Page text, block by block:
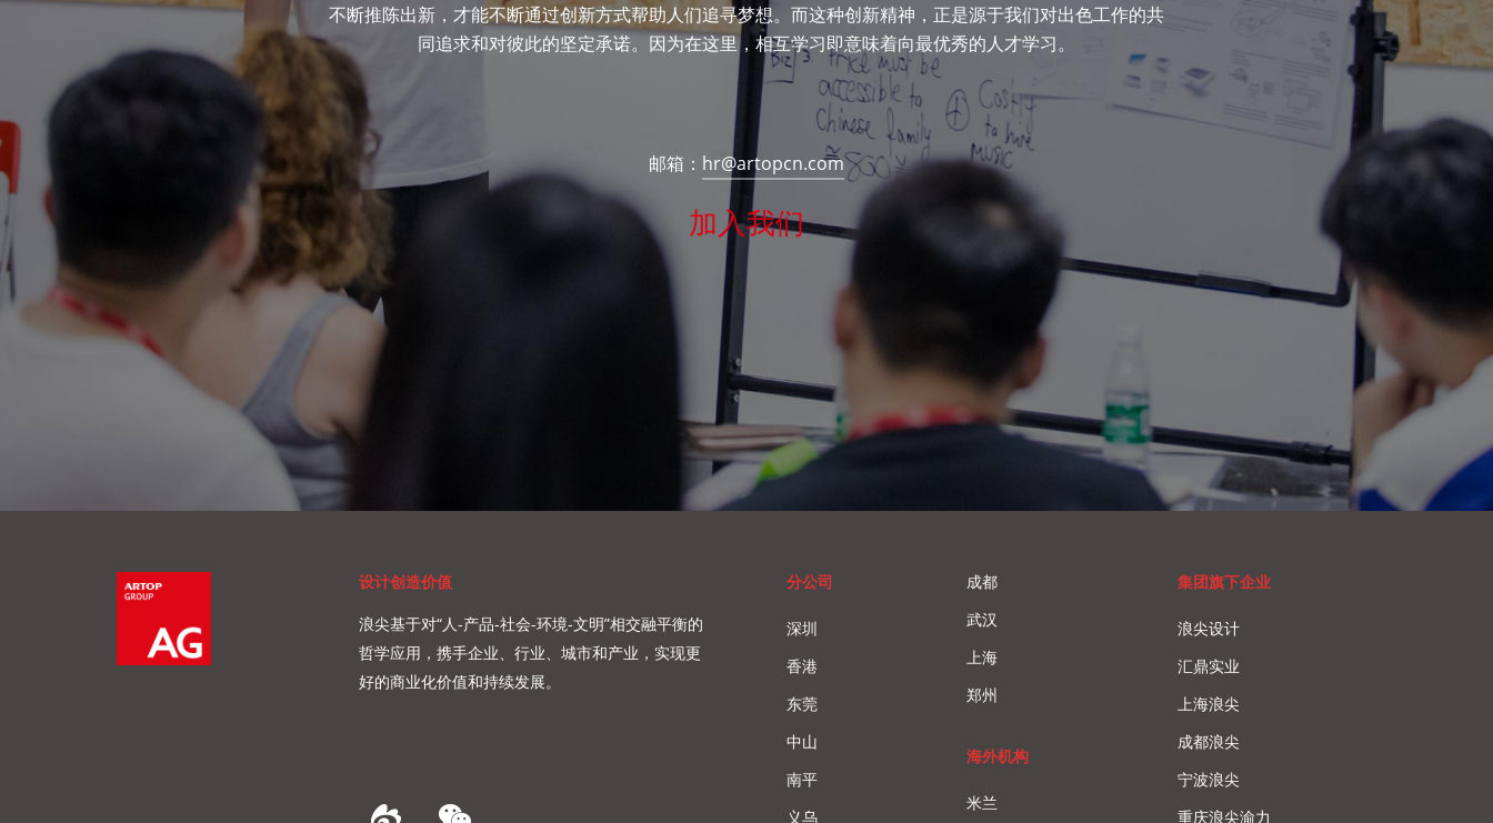
不断推陈出新，才能不断通过创新方式帮助人们追寻梦想。而这种创新精神，正是源于我们对出色工作的共
同追求和对彼此的坚定承诺。因为在这里，相互学习即意味着向最优秀的人才学习。
邮箱： hr@artopcn.com
加入我们
设计创造价值
浪尖基于对“人-产品-社会-环境-文明”相交融平衡的
哲学应用，携手企业、行业、城市和产业，实现更
好的商业化价值和持续发展。
分公司
深圳
香港
东莞
中山
南平
义乌
成都
武汉
上海
郑州
海外机构
米兰
集团旗下企业
浪尖设计
汇鼎实业
上海浪尖
成都浪尖
宁波浪尖
重庆浪尖渝力